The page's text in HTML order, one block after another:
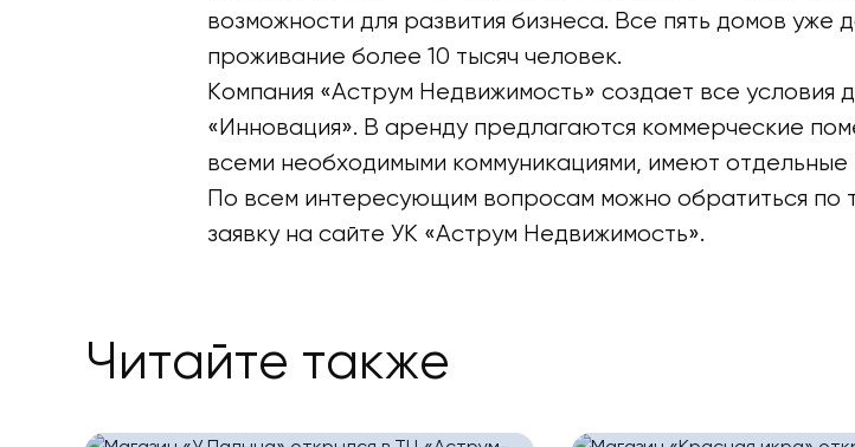
возможности для развития бизнеса. Все пять домов уже
проживание более 10 тысяч человек.
Компания «Аструм Недвижимость» создает все условия
«Инновация». В аренду предлагаются коммерческие
всеми необходимыми коммуникациями, имеют
По всем интересующим вопросам можно обратиться по
заявку на сайте УК «Аструм Недвижимость».
Читайте также